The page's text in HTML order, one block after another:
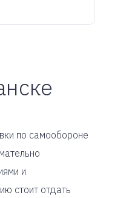
по самообороне
и
стоит отдать